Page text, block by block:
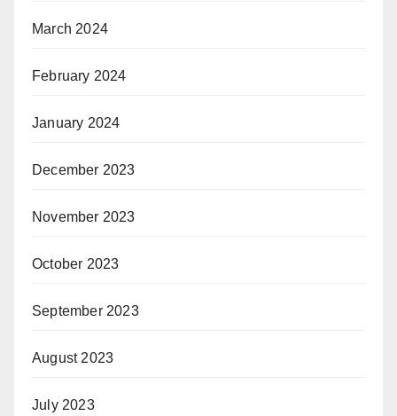
March 2024
February 2024
January 2024
December 2023
November 2023
October 2023
September 2023
August 2023
July 2023